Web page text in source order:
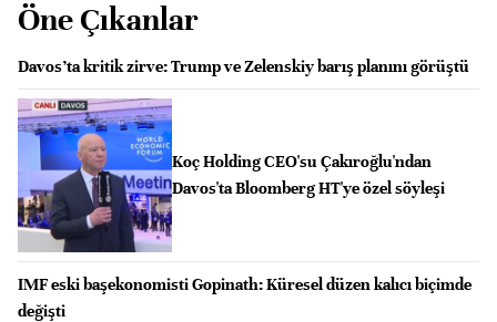
Öne Çıkanlar
Davos’ta kritik zirve: Trump ve Zelenskiy barış planını görüştü
Koç Holding CEO'su Çakıroğlu'ndan
Davos'ta Bloomberg HT'ye özel söyleşi
IMF eski başekonomisti Gopinath: Küresel düzen kalıcı biçimde
değişti